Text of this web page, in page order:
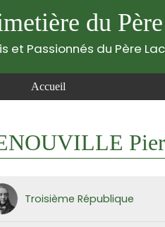
du
et Passionnés du Père
Accueil
Troisième République